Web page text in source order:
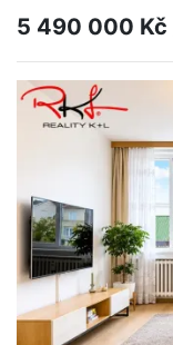
5 490 000 Kč